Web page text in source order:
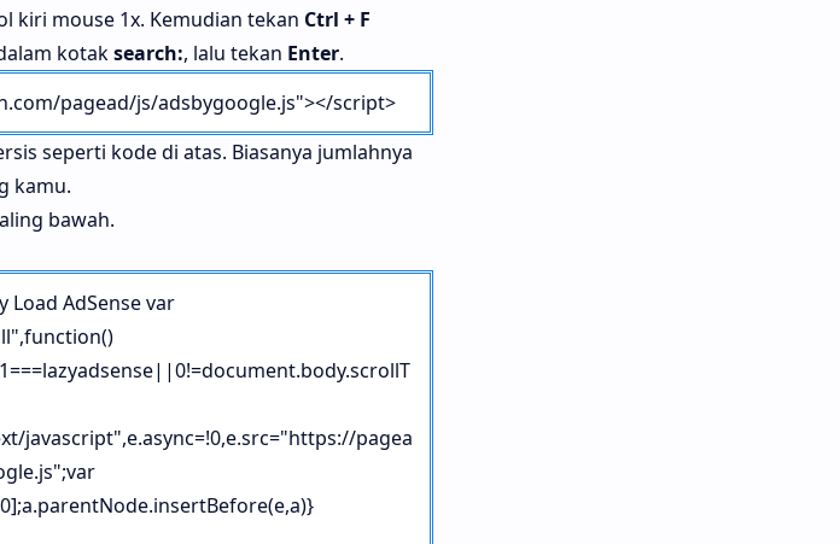
kiri mouse 1x. Kemudian tekan Ctrl + F
kotaksearch:, lalu tekan Enter.
pagead/js/adsbygoogle.js"></script>
seperti kode di atas. Biasanya jumlahnya
kamu.
bawah.
Load AdSense var
javascript",e.async=!0,e.src="https://pagea